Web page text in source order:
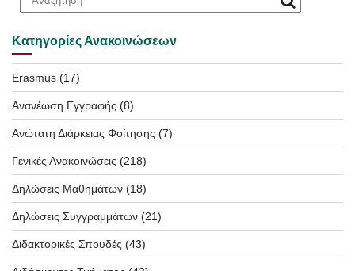
Κατηγορίες Ανακοινώσεων
Erasmus (17)
Ανανέωση Εγγραφής (8)
Ανώτατη Διάρκειας Φοίτησης (7)
Γενικές Ανακοινώσεις (218)
Δηλώσεις Μαθημάτων (18)
Δηλώσεις Συγγραμμάτων (21)
Διδακτορικές Σπουδές (43)